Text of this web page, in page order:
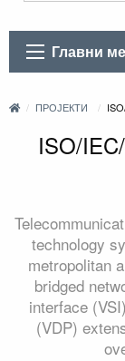
Главни
ПРОЈЕКТИ
ISO/
technology
metropolitan
bridged
interface
(VDP)